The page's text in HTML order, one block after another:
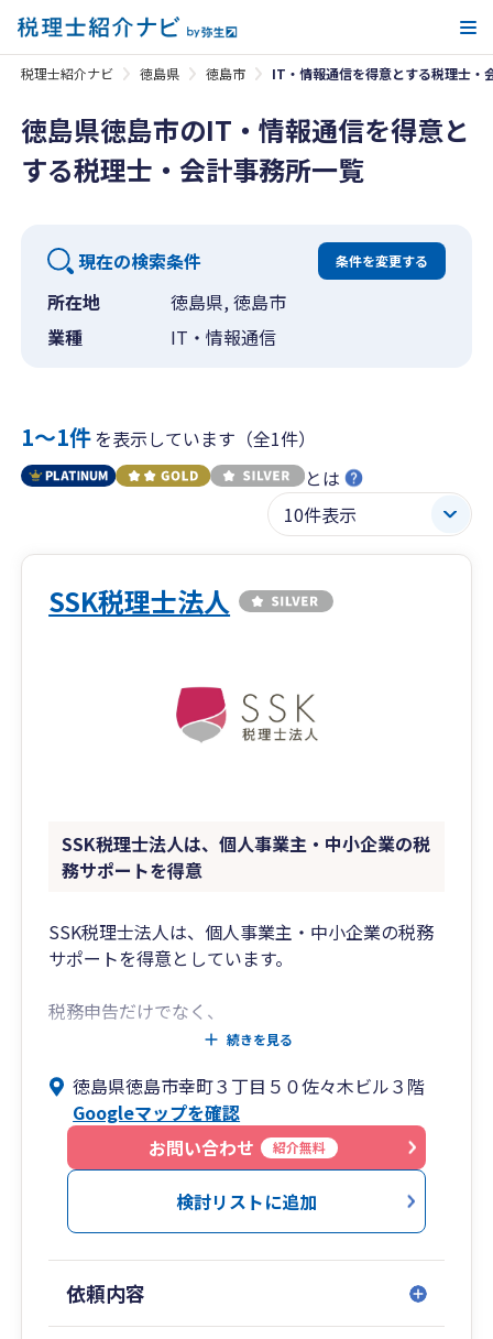
税理士紹介ナビ 徳島県 徳島市 IT・情報通信を得意とする税理士・
徳島県徳島市のIT・情報通信を得意と
する税理士・会計事務所一覧
現在の検索条件 条件を変更する
所在地
徳島県, 徳島市
業種
IT・情報通信
1〜1件を表示しています（全1件）
とは
SSK税理士法人
SSK税理士法人は、個人事業主・中小企業の税
務サポートを得意
SSK税理士法人は、個人事業主・中小企業の税務
サポートを得意としています。
税務申告だけでなく、
・節税のアドバイス
・会計ソフト導入サポート
など、経営者が安心して事業に集中できる環境づ
くりをお手伝いします。
弥生会計をはじめとした会計ソフトにも対応して
ポートします。
続きを見る
徳島県徳島市幸町３丁目５０佐々木ビル３階
Googleマップを確認
お問い合わせ
紹介無料
検討リストに追加
依頼内容